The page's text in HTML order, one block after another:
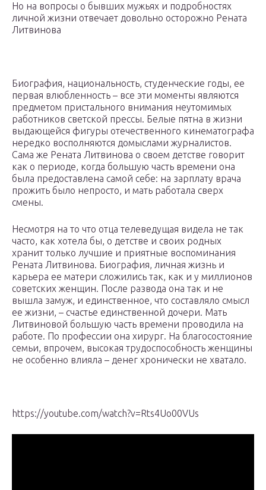
Но на вопросы о бывших мужьях и подробностях
личной жизни отвечает довольно осторожно Рената
Литвинова
Биография, национальность, студенческие годы, ее
первая влюбленность – все эти моменты являются
предметом пристального внимания неутомимых
работников светской прессы. Белые пятна в жизни
выдающейся фигуры отечественного кинематографа
нередко восполняются домыслами журналистов.
Сама же Рената Литвинова о своем детстве говорит
как о периоде, когда большую часть времени она
была предоставлена самой себе: на зарплату врача
прожить было непросто, и мать работала сверх
смены.
Несмотря на то что отца телеведущая видела не так
часто, как хотела бы, о детстве и своих родных
хранит только лучшие и приятные воспоминания
Рената Литвинова. Биография, личная жизнь и
карьера ее матери сложились так, как и у миллионов
советских женщин. После развода она так и не
вышла замуж, и единственное, что составляло смысл
ее жизни, – счастье единственной дочери. Мать
Литвиновой большую часть времени проводила на
работе. По профессии она хирург. На благосостояние
семьи, впрочем, высокая трудоспособность женщины
не особенно влияла – денег хронически не хватало.
https://youtube.com/watch?v=Rts4Uo00VUs